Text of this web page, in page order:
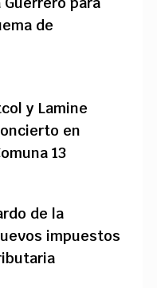
de
y Lamine
en
13
de la
impuestos